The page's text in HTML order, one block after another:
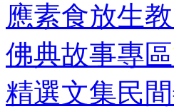
應素食放生
佛典故事專區
精選文集民